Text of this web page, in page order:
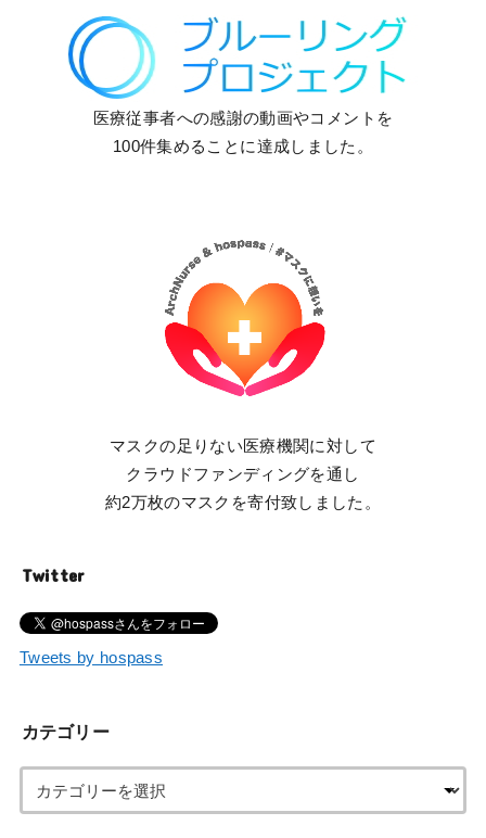
医療従事者への感謝の動画やコメントを
100件集めることに達成しました。
マスクの足りない医療機関に対して
クラウドファンディングを通し
約2万枚のマスクを寄付致しました。
Twitter
Tweets by hospass
カテゴリー